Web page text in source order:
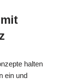
halten
ein und